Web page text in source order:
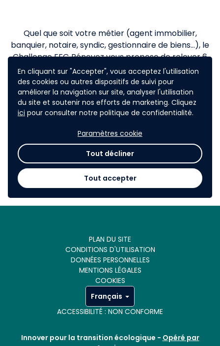
En cliquant sur "Accepter", vous acceptez l'utilisation
des cookies ou autres dispositifs de suivi pour
améliorer la navigation sur site, analyser l'utilisation
du site et soutenir nos efforts de marketing. Cliquez
ici pour consulter notre politique de confidentialité.
Paramètres cookie
Tout décliner
Tout accepter
Quel que soit votre métier (agent immobilier,
banquier, notaire, syndic, gestionnaire de biens…), le
Challenge EFG Rénovez vous propose de relever 6
défis sur votre territoire !
Ce programme est à la fois une occasion de
rencontrer les acteurs locaux, de partager des
connaissances ou des process éprouvés, mais aussi
mettre en œuvre.
Agissons ensemble pour un logement plus résilient.
Relevons les défis dès maintenant !
PLAN DU SITE
CONDITIONS D'UTILISATION
DONNÉES PERSONNELLES
MENTIONS LÉGALES
COOKIES
Français
ACCESSIBILITÉ : NON CONFORME
Innover pour la transition écologique - Opéré par